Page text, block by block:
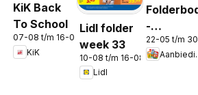
KiK Back
To School
07-08 t/m 16-08-2026
KiK
Lidl folder
week 33
10-08 t/m 16-08-2026
Lidl
-
in de app
22-05 t/m